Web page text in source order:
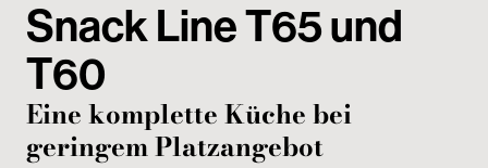
Produkte
Die Welt von Tecnoinox
News
Snack Line T65 und
T60
Eine komplette Küche bei
geringem Platzangebot